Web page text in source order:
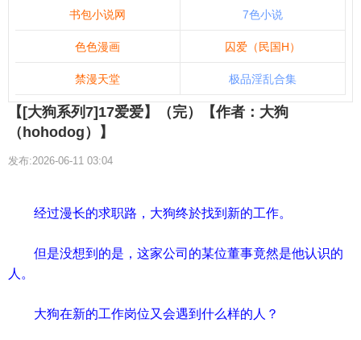
书包小说网 7色小说
色色漫画 囚爱（民国H）
禁漫天堂 极品淫乱合集
【[大狗系列7]17爱爱】（完）【作者：大狗
（hohodog）】
发布:2026-06-11 03:04
经过漫长的求职路，大狗终於找到新的工作。
但是没想到的是，这家公司的某位董事竟然是他认识的
人。
大狗在新的工作岗位又会遇到什么样的人？